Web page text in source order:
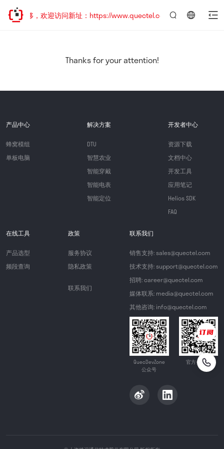
址已迁移，欢迎访问新址：https://www.quectel.com.cn
Thanks for your attention!
产品中心
蜂窝模组
单板电脑
解决方案
DTU
智慧农业
智能穿戴
智能电表
智能定位
开发者中心
资源下载
文档中心
开发工具
应用笔记
Helios SDK
FAQ
在线工具
产品选型
频段查询
政策
服务协议
隐私政策
联系我们
联系我们
销售支持: sales@quectel.com
技术支持: support@quectel.com
招聘: career@quectel.com
媒体联系: media@quectel.com
其他咨询: info@quectel.com
QuecDevZone
公众号
官方公众号